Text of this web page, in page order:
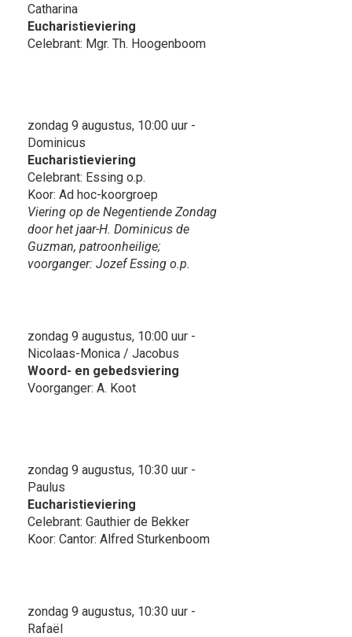
Catharina
Eucharistieviering
Celebrant: Mgr. Th. Hoogenboom
zondag 9 augustus, 10:00 uur -
Dominicus
Eucharistieviering
Celebrant: Essing o.p.
Koor: Ad hoc-koorgroep
Viering op de Negentiende Zondag
door het jaar-H. Dominicus de
Guzman, patroonheilige;
voorganger: Jozef Essing o.p.
zondag 9 augustus, 10:00 uur -
Nicolaas-Monica / Jacobus
Woord- en gebedsviering
Voorganger: A. Koot
zondag 9 augustus, 10:30 uur -
Paulus
Eucharistieviering
Celebrant: Gauthier de Bekker
Koor: Cantor: Alfred Sturkenboom
zondag 9 augustus, 10:30 uur -
Rafaël